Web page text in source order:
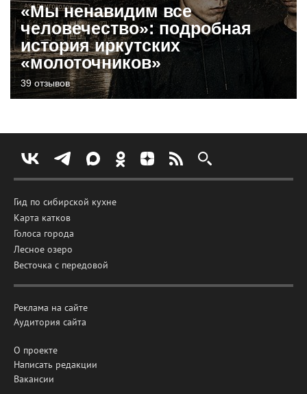
«Мы ненавидим все
человечество»: подробная
история иркутских
«молоточников»
39 отзывов
Гид по сибирской кухне
Карта катков
Голоса города
Лесное озеро
Весточка с передовой
Реклама на сайте
Аудитория сайта
О проекте
Написать редакции
Вакансии